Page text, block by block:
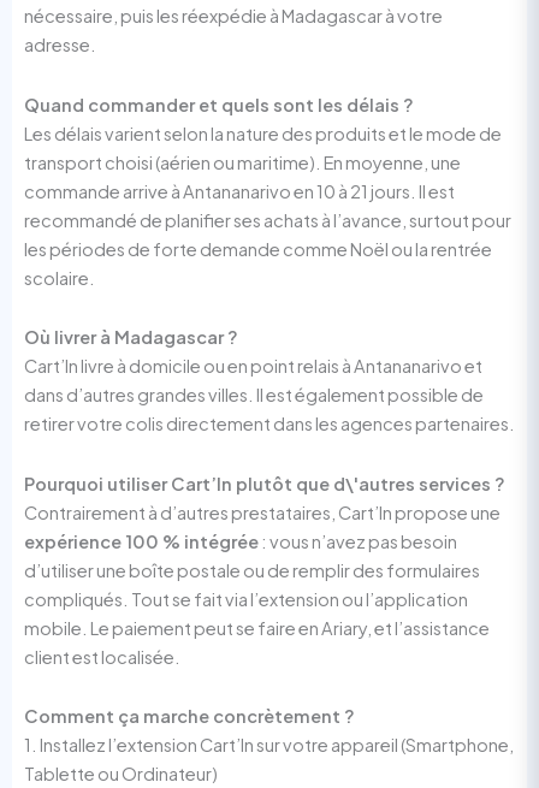
nécessaire, puis les réexpédie à Madagascar à votre
adresse.
Quand commander et quels sont les délais ?
Les délais varient selon la nature des produits et le mode de
transport choisi (aérien ou maritime). En moyenne, une
commande arrive à Antananarivo en 10 à 21 jours. Il est
recommandé de planifier ses achats à l’avance, surtout pour
les périodes de forte demande comme Noël ou la rentrée
scolaire.
Où livrer à Madagascar ?
Cart’In livre à domicile ou en point relais à Antananarivo et
dans d’autres grandes villes. Il est également possible de
retirer votre colis directement dans les agences partenaires.
Pourquoi utiliser Cart’In plutôt que d\'autres services ?
Contrairement à d’autres prestataires, Cart’In propose une
expérience 100 % intégrée : vous n’avez pas besoin
d’utiliser une boîte postale ou de remplir des formulaires
compliqués. Tout se fait via l’extension ou l’application
mobile. Le paiement peut se faire en Ariary, et l’assistance
client est localisée.
Comment ça marche concrètement ?
1. Installez l’extension Cart’In sur votre appareil (Smartphone,
Tablette ou Ordinateur)